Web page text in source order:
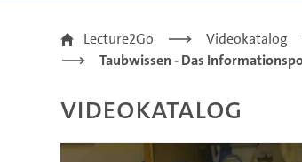
Struktur des
Lecture2Go Videokatalog
Taubwissen - Das
Videokatalog